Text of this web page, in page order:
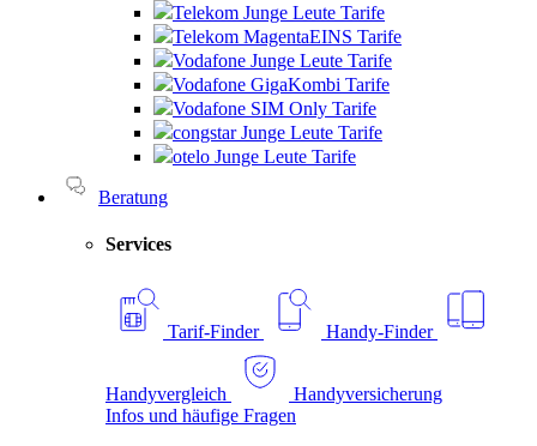
Telekom Junge Leute Tarife
Telekom MagentaEINS Tarife
Vodafone Junge Leute Tarife
Vodafone GigaKombi Tarife
Vodafone SIM Only Tarife
congstar Junge Leute Tarife
otelo Junge Leute Tarife
Beratung
Services
Tarif-Finder Handy-Finder
Handyvergleich
Handyversicherung
Infos und häufige Fragen